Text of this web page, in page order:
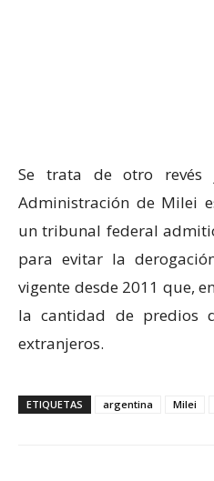
Se trata de otro
Administración de Milei
un tribunal federal
para evitar la
vigente desde 2011 que,
la cantidad de predios
extranjeros.
ETIQUETAS argentina Milei